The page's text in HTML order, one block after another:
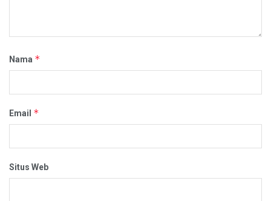
Nama *
Email *
Situs Web